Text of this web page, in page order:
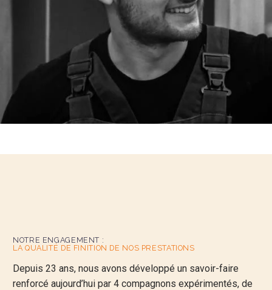
NOTRE ENGAGEMENT :
LA QUALITÉ DE FINITION DE NOS PRESTATIONS
Depuis 23 ans, nous avons développé un savoir-faire
renforcé aujourd’hui par 4 compagnons expérimentés, de